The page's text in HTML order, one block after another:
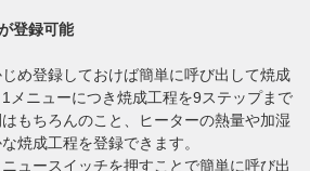
登録可能
め登録しておけば簡単に呼び出して焼成
メニューにつき焼成工程を9ステップまで
もちろんのこと、ヒーターの熱量や加湿
焼成工程を登録できます。
ュースイッチを押すことで簡単に呼び出